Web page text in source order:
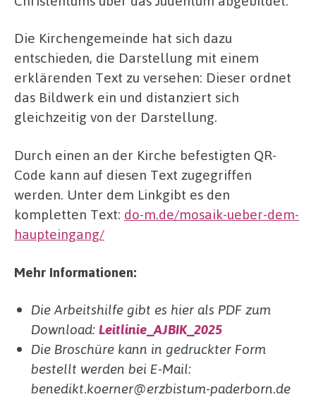
Die Kirchengemeinde hat sich dazu
entschieden, die Darstellung mit einem
erklärenden Text zu versehen: Dieser ordnet
das Bildwerk ein und distanziert sich
gleichzeitig von der Darstellung.
Durch einen an der Kirche befestigten QR-
Code kann auf diesen Text zugegriffen
werden. Unter dem Linkgibt es den
kompletten Text: do-m.de/mosaik-ueber-dem-
haupteingang/
Mehr Informationen:
Die Arbeitshilfe gibt es hier als PDF zum
Download:Leitlinie_AJBIK_2025
Die Broschüre kann in gedruckter Form
bestellt werden bei E-Mail:
benedikt.koerner@erzbistum-paderborn.de